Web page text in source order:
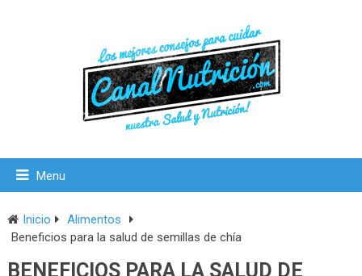
Menu
Inicio
Alimentos
Beneficios para la salud de semillas de chía
BENEFICIOS PARA LA SALUD DE